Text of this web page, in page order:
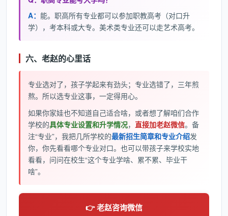
A： 能。职高所有专业都可以参加职教高考（对口升
学），考本科或大专。美术类专业还可以走艺术高考。
六、老赵的心里话
专业选对了，孩子学起来有劲头；专业选错了，三年煎
熬。所以选专业这事，一定得用心。
如果你家娃也不知道自己适合啥，或者想了解咱们合作
学校的具体专业设置和升学情况， 直接加老赵微信。备
注“专业”，我把几所学校的最新招生简章和专业介绍发
你，你先看看哪个专业对口。也可以带孩子来学校实地
看看，问问在校生“这个专业学啥、累不累、毕业干
啥”。
👉 老赵咨询微信